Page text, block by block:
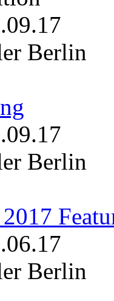
Berlin
Berlin
Berlin